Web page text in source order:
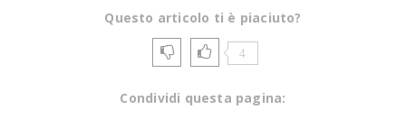
Questo articolo ti è piaciuto?
4
Condividi questa pagina: